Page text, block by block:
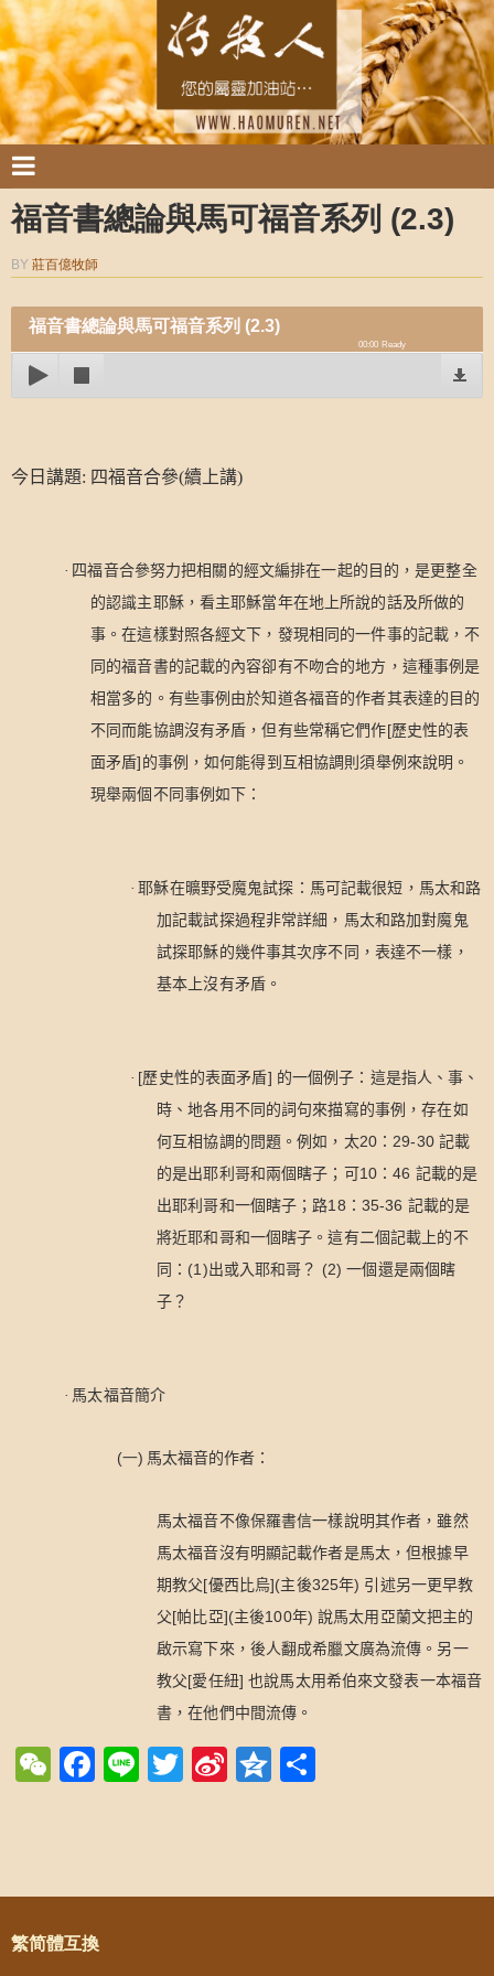
福音書總論與馬可福音系列 (2.3)
BY 莊百億牧師
福音書總論與馬可福音系列 (2.3)
00:00 Ready
今日講題: 四福音合參(續上講)
· 四福音合參努力把相關的經文編排在一起的目的，是更整全
的認識主耶穌，看主耶穌當年在地上所說的話及所做的
事。在這樣對照各經文下，發現相同的一件事的記載，不
同的福音書的記載的內容卻有不吻合的地方，這種事例是
相當多的。有些事例由於知道各福音的作者其表達的目的
不同而能協調沒有矛盾，但有些常稱它們作[歷史性的表
面矛盾] 的事例，如何能得到互相協調則須舉例來說明。
現舉兩個不同事例如下：
· 耶穌在曠野受魔鬼試探：馬可記載很短，馬太和路
加記載試探過程非常詳細，馬太和路加對魔鬼
試探耶穌的幾件事其次序不同，表達不一樣，
基本上沒有矛盾。
· [歷史性的表面矛盾] 的一個例子：這是指人、事、
時、地各用不同的詞句來描寫的事例，存在如
何互相協調的問題。例如，太20 ： 29-30 記載
的是出耶利哥和兩個瞎子；可10 ：46 記載的是
出耶利哥和一個瞎子；路18 ： 35-36 記載的是
將近耶和哥和一個瞎子。這有二個記載上的不
同： (1)出或入耶和哥？ (2)一個還是兩個瞎
子？
· 馬太福音簡介
(一) 馬太福音的作者：
馬太福音不像保羅書信一樣說明其作者，雖然
馬太福音沒有明顯記載作者是馬太，但根據早
期教父[優西比烏](主後325年) 引述另一更早教
父[帕比亞](主後100年)說馬太用亞蘭文把主的
啟示寫下來，後人翻成希臘文廣為流傳。另一
教父[愛任紐]也說馬太用希伯來文發表一本福音
書，在他們中間流傳。
WeChat
Facebook
LineTwitter
SinaQzone
Post navigation
繁简體互換